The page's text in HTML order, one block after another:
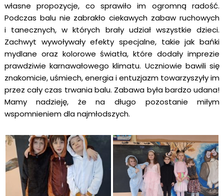
własne propozycje, co sprawiło im ogromną radość.
Podczas balu nie zabrakło ciekawych zabaw ruchowych
i tanecznych, w których brały udział wszystkie dzieci.
Zachwyt wywoływały efekty specjalne, takie jak bańki
mydlane oraz kolorowe światła, które dodały imprezie
prawdziwie karnawałowego klimatu. Uczniowie bawili się
znakomicie, uśmiech, energia i entuzjazm towarzyszyły im
przez cały czas trwania balu. Zabawa była bardzo udana!
Mamy nadzieję, że na długo pozostanie miłym
wspomnieniem dla najmłodszych.